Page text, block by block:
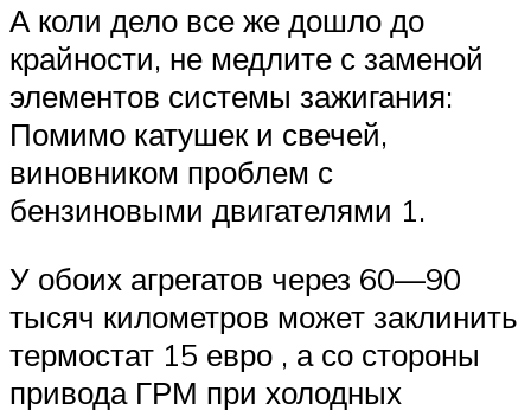
А коли дело все же дошло до
крайности, не медлите с заменой
элементов системы зажигания:
Помимо катушек и свечей,
виновником проблем с
бензиновыми двигателями 1.
У обоих агрегатов через 60—90
тысяч километров может заклинить
термостат 15 евро , а со стороны
привода ГРМ при холодных